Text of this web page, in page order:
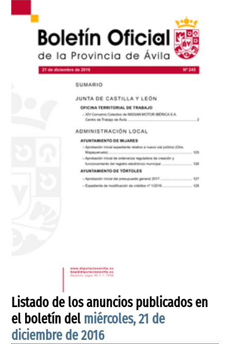
Listado de los anuncios publicados en
el boletín del miércoles, 21 de
diciembre de 2016